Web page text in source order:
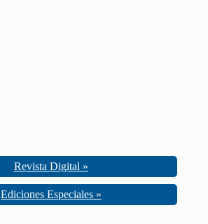
Revista Digital »
Ediciones Especiales »